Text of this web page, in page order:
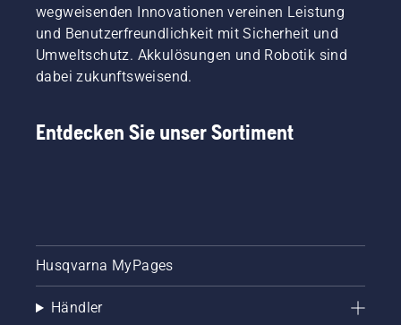
wegweisenden Innovationen vereinen Leistung
und Benutzerfreundlichkeit mit Sicherheit und
Umweltschutz. Akkulösungen und Robotik sind
dabei zukunftsweisend.
Entdecken Sie unser Sortiment
Husqvarna MyPages
Händler